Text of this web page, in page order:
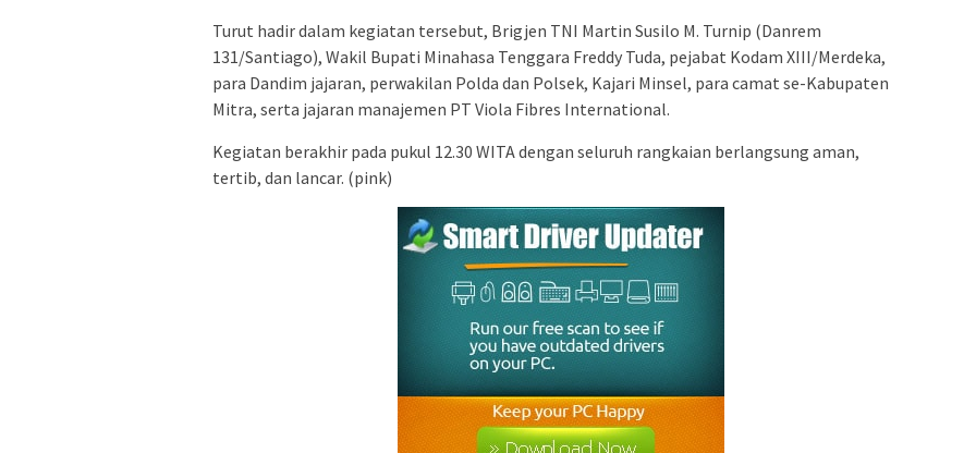
Turut hadir dalam kegiatan tersebut, Brigjen TNI Martin Susilo M. Turnip (Danrem
131/Santiago), Wakil Bupati Minahasa Tenggara Freddy Tuda, pejabat Kodam XIII/Merdeka,
para Dandim jajaran, perwakilan Polda dan Polsek, Kajari Minsel, para camat se-Kabupaten
Mitra, serta jajaran manajemen PT Viola Fibres International.
Kegiatan berakhir pada pukul 12.30 WITA dengan seluruh rangkaian berlangsung aman,
tertib, dan lancar. (pink)